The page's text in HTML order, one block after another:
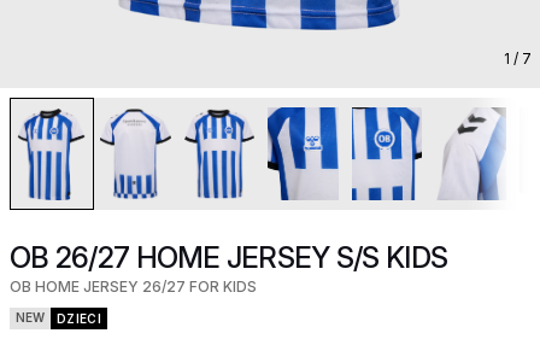
1 / 7
OB 26/27 HOME JERSEY S/S KIDS
OB HOME JERSEY 26/27 FOR KIDS
NEW DZIECI